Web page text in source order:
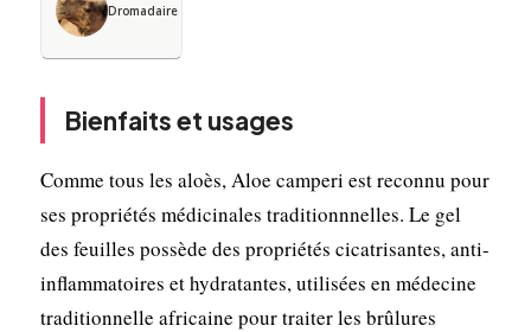
Dromadaire
Bienfaits et usages
Comme tous les aloès, Aloe camperi est reconnu pour
ses propriétés médicinales traditionnnelles. Le gel
des feuilles possède des propriétés cicatrisantes, anti-
inflammatoires et hydratantes, utilisées en médecine
traditionnelle africaine pour traiter les brûlures